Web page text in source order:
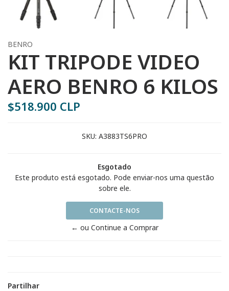
BENRO
KIT TRIPODE VIDEO
AERO BENRO 6 KILOS
$518.900 CLP
SKU: A3883TS6PRO
Esgotado
Este produto está esgotado. Pode enviar-nos uma questão
sobre ele.
CONTACTE-NOS
← ou Continue a Comprar
Partilhar